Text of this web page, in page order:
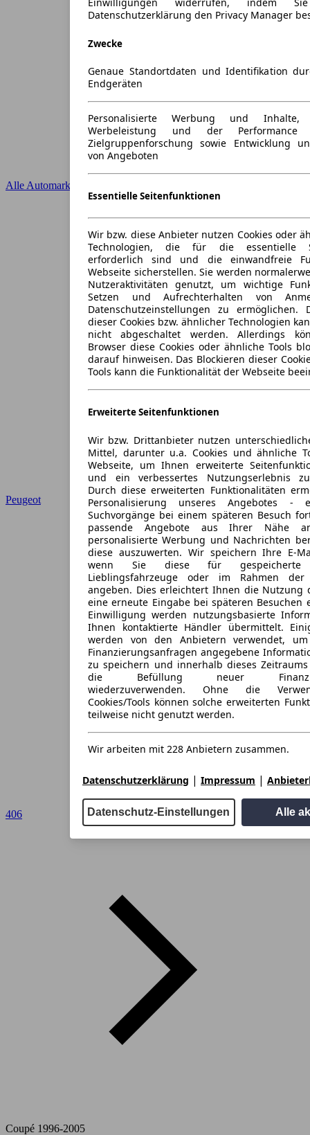
Alle Automarken
Peugeot
406
Coupé 1996-2005
Einwilligungen widerrufen, indem
Datenschutzerklärung den Privacy Manager
Zwecke
Genaue Standortdaten und Identifikation
Endgeräten
Personalisierte Werbung und Inhalte,
Werbeleistung und der
Zielgruppenforschung sowie Entwicklung
von Angeboten
Essentielle Seitenfunktionen
Wir bzw. diese Anbieter nutzen Cookies oder
Technologien, die für die essentielle
erforderlich sind und die einwandfreie
Webseite sicherstellen. Sie werden
Nutzeraktivitäten genutzt, um wichtige
Setzen und Aufrechterhalten von
Datenschutzeinstellungen zu ermöglichen.
dieser Cookies bzw. ähnlicher Technologien
nicht abgeschaltet werden. Allerdings
Browser diese Cookies oder ähnliche Tools
darauf hinweisen. Das Blockieren dieser
Tools kann die Funktionalität der Webseite
Erweiterte Seitenfunktionen
Wir bzw. Drittanbieter nutzen
Mittel, darunter u.a. Cookies und ähnliche
Webseite, um Ihnen erweiterte
und ein verbessertes Nutzungserlebnis
Durch diese erweiterten Funktionalitäten
Personalisierung unseres Angebotes
Suchvorgänge bei einem späteren Besuch
passende Angebote aus Ihrer Nähe
personalisierte Werbung und Nachrichten
diese auszuwerten. Wir speichern Ihre E-
wenn Sie diese für gespeicherte
Lieblingsfahrzeuge oder im Rahmen der
angeben. Dies erleichtert Ihnen die Nutzung
eine erneute Eingabe bei späteren
Einwilligung werden nutzungsbasierte
Ihnen kontaktierte Händler übermittelt.
werden von den Anbietern verwendet,
Finanzierungsanfragen angegebene
zu speichern und innerhalb dieses
die Befüllung neuer
wiederzuverwenden. Ohne die
Cookies/Tools können solche erweiterten
teilweise nicht genutzt werden.
Wir arbeiten mit 228 Anbietern zusammen.
Datenschutzerklärung | Impressum |
Datenschutz-Einstellungen Alle